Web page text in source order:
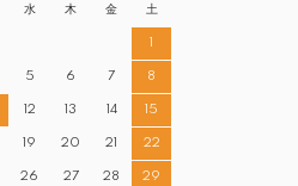
水 木 金 土
5 6 7 8
12 13 14 15
19 20 21 22
26 27 28 29